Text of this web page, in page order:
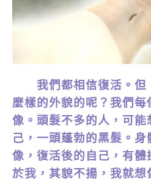
我們都相信復活。但
麼樣的外貌的呢？我們
像。頭髮不多的人，可能
己，一頭蓬勃的黑髮。
像，復活後的自己，有
於我，其貌不揚，我就